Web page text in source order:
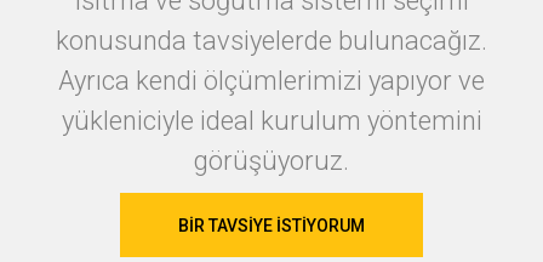
konusunda tavsiyelerde bulunacağız.
Ayrıca kendi ölçümlerimizi yapıyor ve
yükleniciyle ideal kurulum yöntemini
görüşüyoruz.
BIR TAVSIYE ISTIYORUM